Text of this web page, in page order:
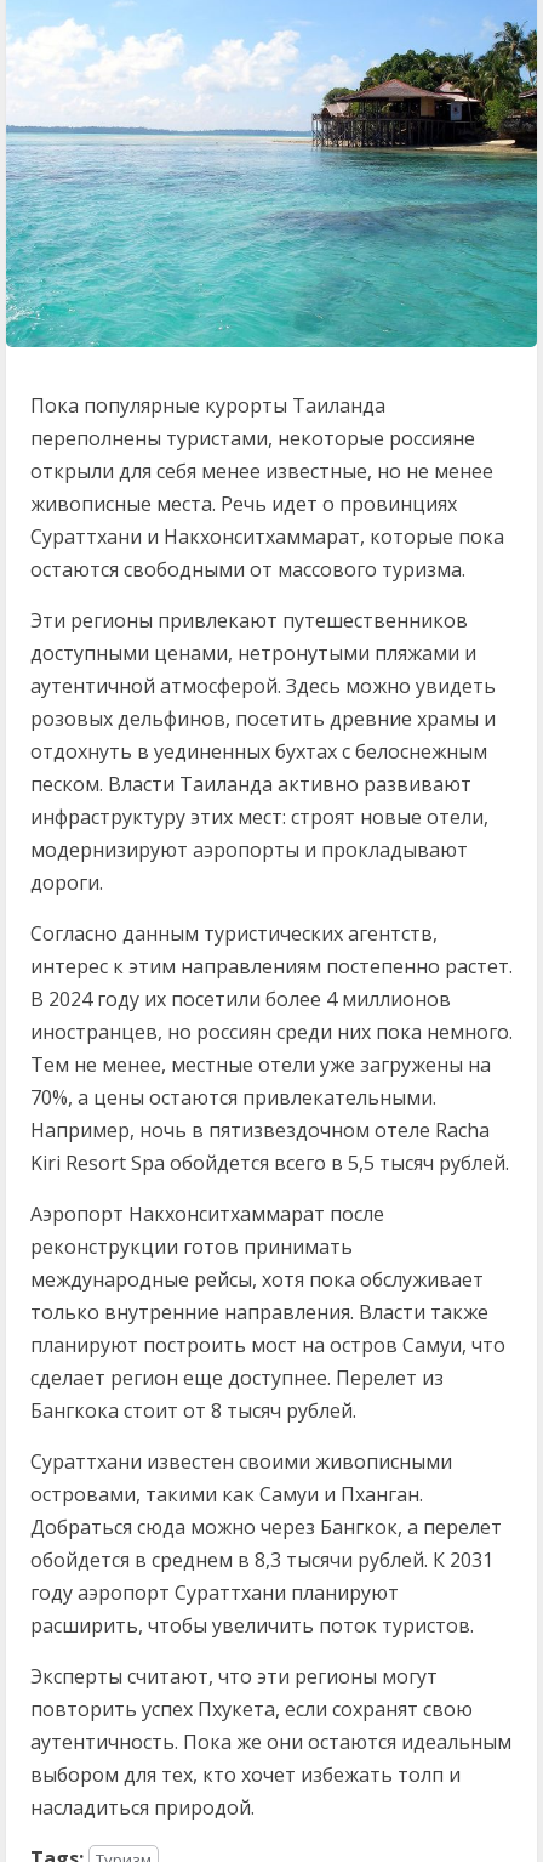
Пока популярные курорты Таиланда
переполнены туристами, некоторые россияне
открыли для себя менее известные, но не менее
живописные места. Речь идет о провинциях
Сураттхани и Накхонситхаммарат, которые пока
остаются свободными от массового туризма.
Эти регионы привлекают путешественников
доступными ценами, нетронутыми пляжами и
аутентичной атмосферой. Здесь можно увидеть
розовых дельфинов, посетить древние храмы и
отдохнуть в уединенных бухтах с белоснежным
песком. Власти Таиланда активно развивают
инфраструктуру этих мест: строят новые отели,
модернизируют аэропорты и прокладывают
дороги.
Согласно данным туристических агентств,
интерес к этим направлениям постепенно растет.
В 2024 году их посетили более 4 миллионов
иностранцев, но россиян среди них пока немного.
Тем не менее, местные отели уже загружены на
70%, а цены остаются привлекательными.
Например, ночь в пятизвездочном отеле Racha
Kiri Resort Spa обойдется всего в 5,5 тысяч рублей.
Аэропорт Накхонситхаммарат после
реконструкции готов принимать
международные рейсы, хотя пока обслуживает
только внутренние направления. Власти также
планируют построить мост на остров Самуи, что
сделает регион еще доступнее. Перелет из
Бангкока стоит от 8 тысяч рублей.
Сураттхани известен своими живописными
островами, такими как Самуи и Пханган.
Добраться сюда можно через Бангкок, а перелет
обойдется в среднем в 8,3 тысячи рублей. К 2031
году аэропорт Сураттхани планируют
расширить, чтобы увеличить поток туристов.
Эксперты считают, что эти регионы могут
повторить успех Пхукета, если сохранят свою
аутентичность. Пока же они остаются идеальным
выбором для тех, кто хочет избежать толп и
насладиться природой.